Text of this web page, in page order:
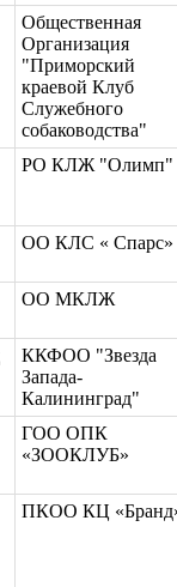
Общественная
Организация
"Приморский
краевой Клуб
Служебного
собаководства"
РО КЛЖ "Олимп"
ОО КЛС « Спарс»
ОО МКЛЖ
ККФОО "Звезда
Запада-
Калининград"
ГОО ОПК
«ЗООКЛУБ»
ПКОО КЦ